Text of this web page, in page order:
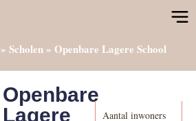
» Scholen» Openbare Lagere School
Openbare
Lagere
Aantal inwoners